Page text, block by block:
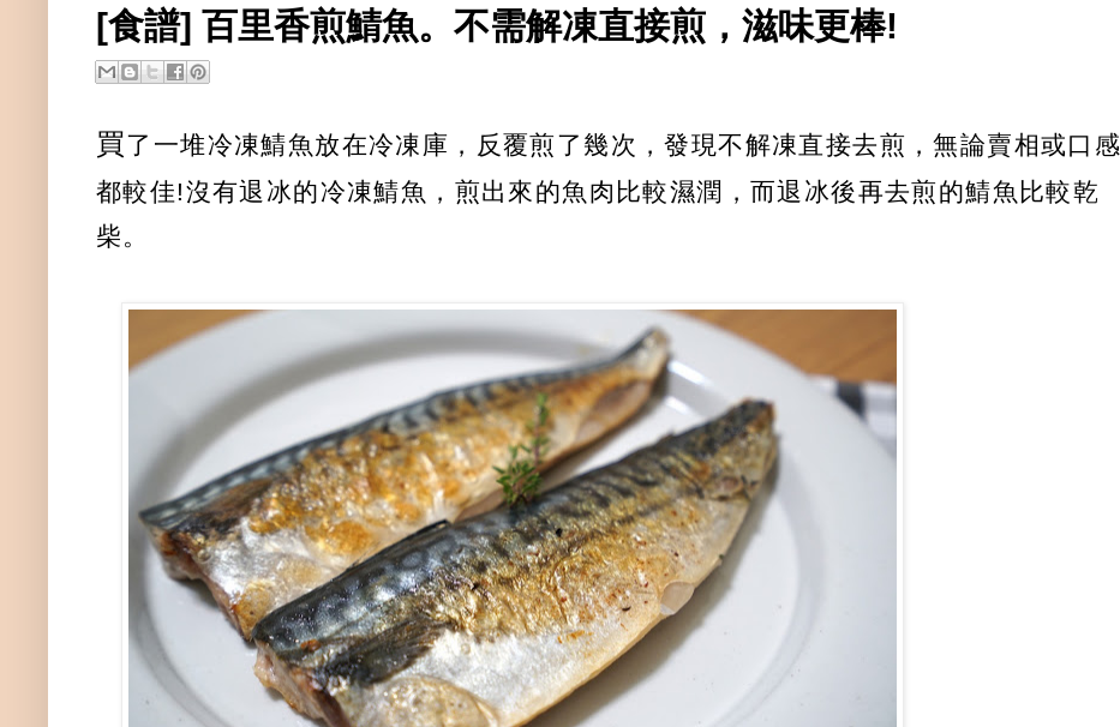
[食譜] 百里香煎鯖魚。不需解凍直接煎，滋味更棒!
買了一堆冷凍鯖魚放在冷凍庫，反覆煎了幾次，發現不解凍直接去煎，無論賣相或口感
都較佳!沒有退冰的冷凍鯖魚，煎出來的魚肉比較濕潤，而退冰後再去煎的鯖魚比較乾
柴。